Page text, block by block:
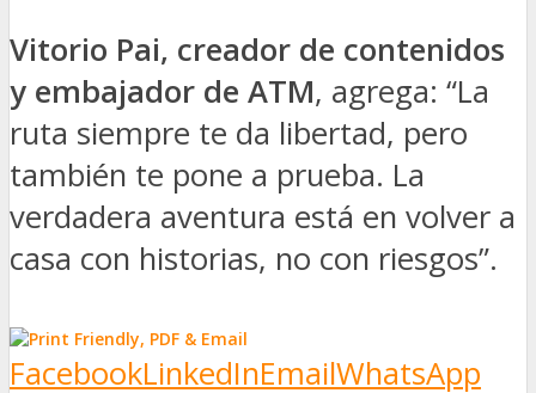
Vitorio Pai, creador de contenidos
y embajador de ATM, agrega: “La
ruta siempre te da libertad, pero
también te pone a prueba. La
verdadera aventura está en volver a
casa con historias, no con riesgos”.
FacebookLinkedInEmailWhatsApp